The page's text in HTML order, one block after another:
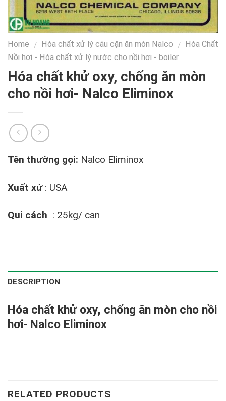
Home / Hóa chất xử lý cáu cặn ăn mòn Nalco / Hóa Chất
Nồi hơi - Hóa chất xử lý nước cho nồi hơi - boiler
Hóa chất khử oxy, chống ăn mòn
cho nồi hơi- Nalco Eliminox
Tên thường gọi: Nalco Eliminox
Xuất xứ : USA
Qui cách : 25kg/ can
DESCRIPTION
Hóa chất khử oxy, chống ăn mòn cho nồi
hơi- Nalco Eliminox
RELATED PRODUCTS